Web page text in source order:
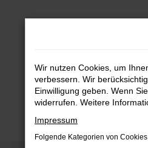
Wir nutzen Cookies, um
verbessern. Wir
Einwilligung geben. Wenn
widerrufen. Weitere
Impressum
Folgende Kategorien von